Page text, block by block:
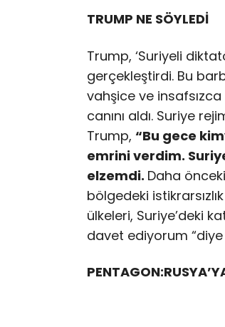
TRUMP NE SÖYLEDİ
Trump, ‘Suriyeli
gerçekleştirdi. Bu
vahşice ve
canını aldı. Suriye
Trump, “Bu gece
emrini verdim.
elzemdi. Daha
bölgedeki
ülkeleri, Suriye’deki
davet ediyorum